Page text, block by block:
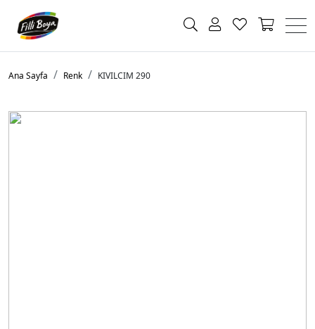
Ana Sayfa Renk KIVILCIM 290